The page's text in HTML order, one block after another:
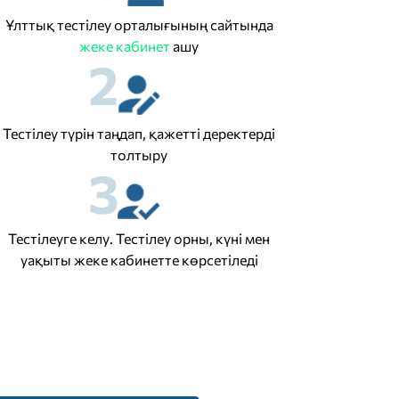
Ұлттық тестілеу орталығының сайтында
жеке кабинет ашу
2
Тестілеу түрін таңдап, қажетті деректерді
толтыру
3
Тестілеуге келу. Тестілеу орны, күні мен
уақыты жеке кабинетте көрсетіледі